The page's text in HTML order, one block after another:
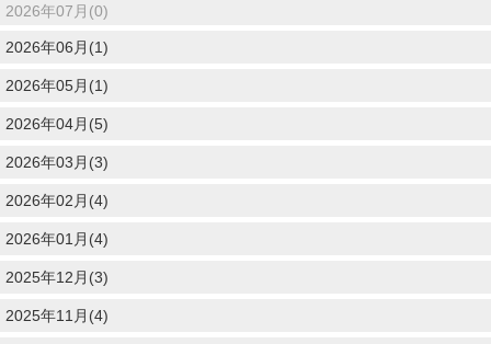
2026年07月(0)
2026年06月(1)
2026年05月(1)
2026年04月(5)
2026年03月(3)
2026年02月(4)
2026年01月(4)
2025年12月(3)
2025年11月(4)